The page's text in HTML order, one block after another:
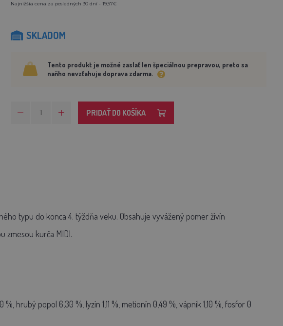
Najnižšia cena za posledných 30 dní - 19,97€
SKLADOM
Tento produkt je možné zaslať len špeciálnou prepravou, preto sa
naňho nevzťahuje doprava zdarma.
PRIDAŤ DO KOŠÍKA
typu do konca 4. týždňa veku. Obsahuje vyvážený pomer živín
zmesou kurča MIDI.
hrubý popol 6,30 %, lyzín 1,11 %, metionín 0,49 %, vápnik 1,10 %, fosfor 0